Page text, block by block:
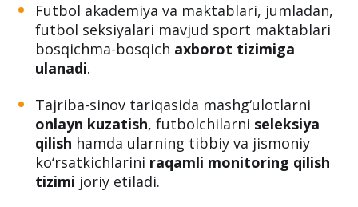
Futbol akademiya va maktablari, jumladan,
futbol seksiyalari mavjud sport maktablari
bosqichma-bosqich axborot tizimiga
ulanadi.
Tajriba-sinov tariqasida mashg‘ulotlarni
onlayn kuzatish, futbolchilarni seleksiya
qilish hamda ularning tibbiy va jismoniy
ko‘rsatkichlarini raqamli monitoring qilish
tizimi joriy etiladi.